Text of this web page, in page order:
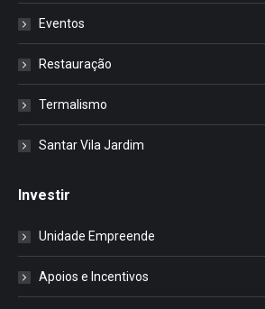
Eventos
Restauração
Termalismo
Santar Vila Jardim
Investir
Unidade Empreende
Apoios e Incentivos